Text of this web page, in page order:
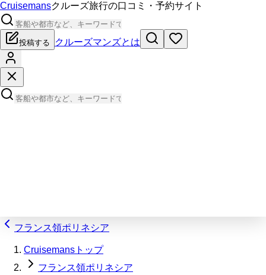
Cruisemansクルーズ旅行の口コミ・予約サイト
投稿する クルーズマンズとは
フランス領ポリネシア
Cruisemansトップ
フランス領ポリネシア